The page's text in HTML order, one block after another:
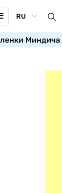
RU
Миндича